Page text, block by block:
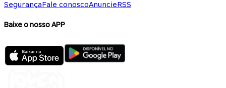
SegurançaFale conoscoAnuncieRSS
Baixe o nosso APP